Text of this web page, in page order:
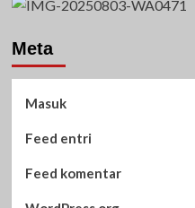
Meta
Masuk
Feed entri
Feed komentar